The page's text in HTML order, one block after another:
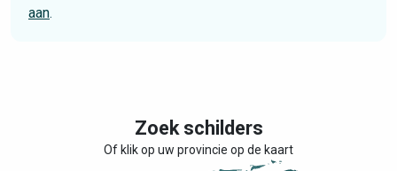
aan.
Zoek schilders
Of klik op uw provincie op de kaart